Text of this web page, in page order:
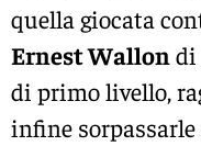
quella giocata
Ernest Wallondi
di primo livello,
infine